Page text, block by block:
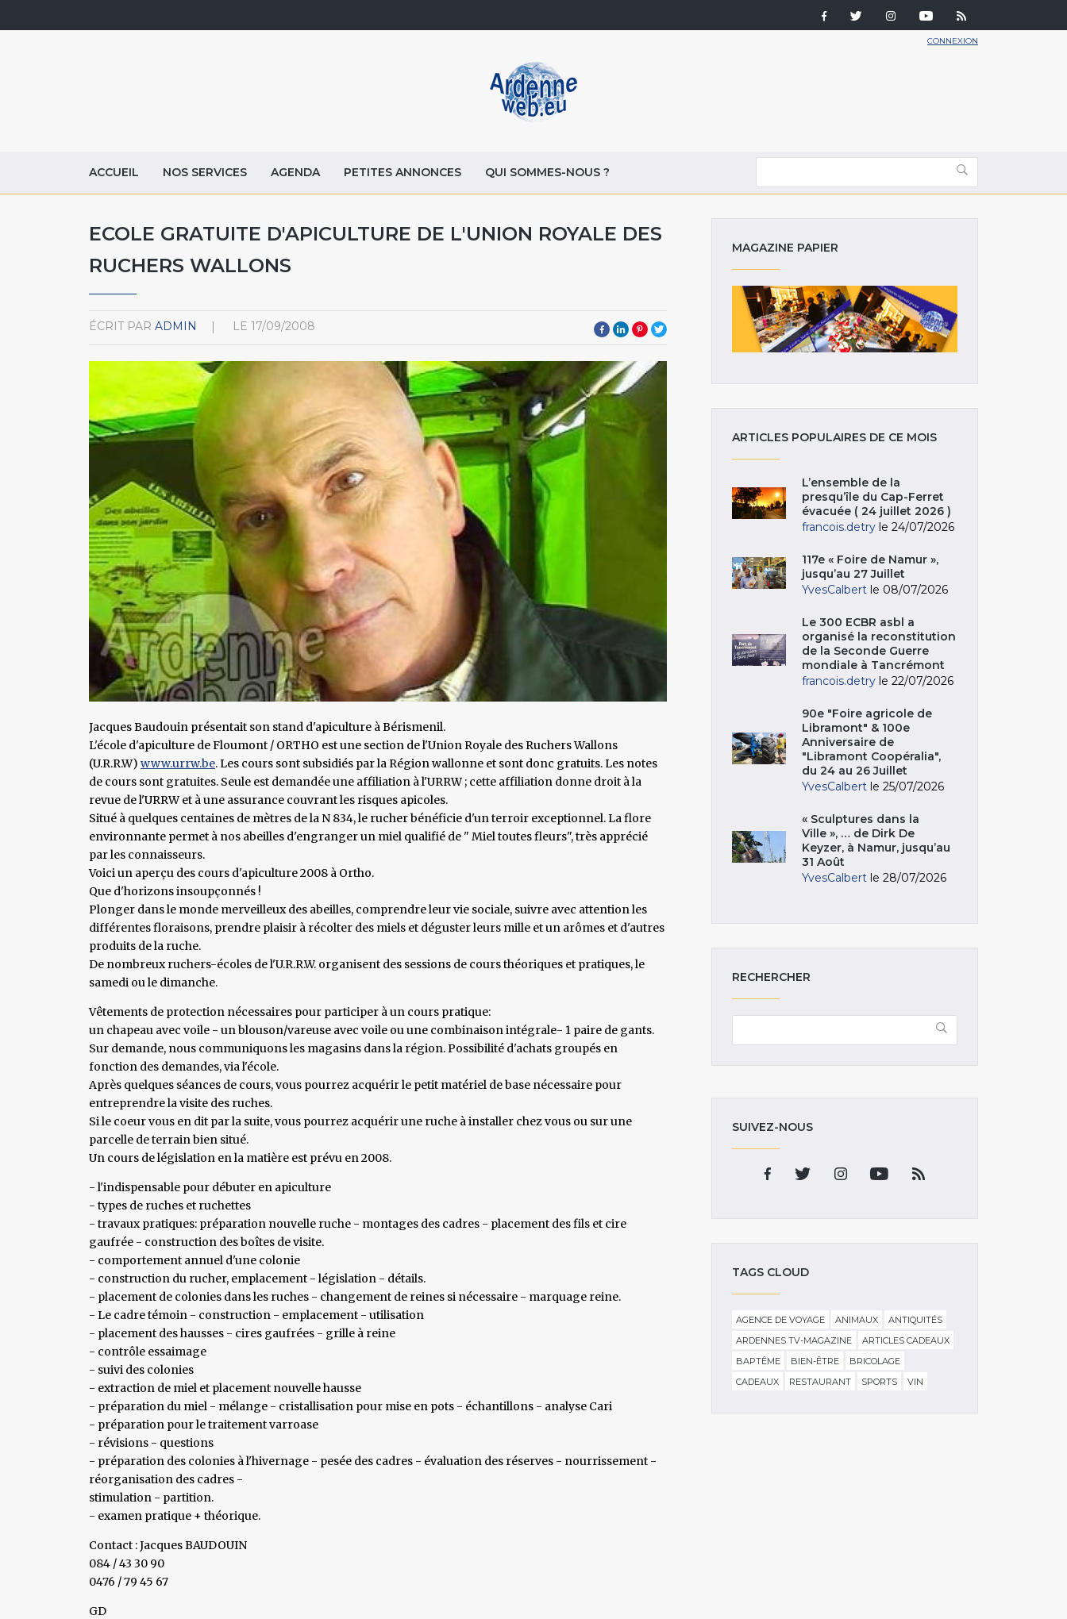
CONNEXION
ACCUEIL NOS SERVICES AGENDA PETITES ANNONCES QUI SOMMES-NOUS ?
ECOLE GRATUITE D'APICULTURE DE L'UNION ROYALE DES
RUCHERS WALLONS
ÉCRIT PAR ADMIN LE 17/09/2008
Jacques Baudouin présentait son stand d'apiculture à Bérismenil.
L'école d'apiculture de Floumont / ORTHO est une section de l'Union Royale des Ruchers Wallons
(U.R.R.W) www.urrw.be. Les cours sont subsidiés par la Région wallonne et sont donc gratuits. Les notes
de cours sont gratuites. Seule est demandée une affiliation à l'URRW ; cette affiliation donne droit à la
revue de l'URRW et à une assurance couvrant les risques apicoles.
Situé à quelques centaines de mètres de la N 834, le rucher bénéficie d'un terroir exceptionnel. La flore
environnante permet à nos abeilles d'engranger un miel qualifié de " Miel toutes fleurs", très apprécié
par les connaisseurs.
Voici un aperçu des cours d'apiculture 2008 à Ortho.
Que d'horizons insoupçonnés !
Plonger dans le monde merveilleux des abeilles, comprendre leur vie sociale, suivre avec attention les
différentes floraisons, prendre plaisir à récolter des miels et déguster leurs mille et un arômes et d'autres
produits de la ruche.
De nombreux ruchers-écoles de l'U.R.R.W. organisent des sessions de cours théoriques et pratiques, le
samedi ou le dimanche.
Vêtements de protection nécessaires pour participer à un cours pratique:
un chapeau avec voile - un blouson/vareuse avec voile ou une combinaison intégrale- 1 paire de gants.
Sur demande, nous communiquons les magasins dans la région. Possibilité d'achats groupés en
fonction des demandes, via l'école.
Après quelques séances de cours, vous pourrez acquérir le petit matériel de base nécessaire pour
entreprendre la visite des ruches.
Si le coeur vous en dit par la suite, vous pourrez acquérir une ruche à installer chez vous ou sur une
parcelle de terrain bien situé.
Un cours de législation en la matière est prévu en 2008.
- l'indispensable pour débuter en apiculture
- types de ruches et ruchettes
- travaux pratiques: préparation nouvelle ruche - montages des cadres - placement des fils et cire
gaufrée - construction des boîtes de visite.
- comportement annuel d'une colonie
- construction du rucher, emplacement - législation - détails.
- placement de colonies dans les ruches - changement de reines si nécessaire - marquage reine.
- Le cadre témoin - construction - emplacement - utilisation
- placement des hausses - cires gaufrées - grille à reine
- contrôle essaimage
- suivi des colonies
- extraction de miel et placement nouvelle hausse
- préparation du miel - mélange - cristallisation pour mise en pots - échantillons - analyse Cari
- préparation pour le traitement varroase
- révisions - questions
- préparation des colonies à l'hivernage - pesée des cadres - évaluation des réserves - nourrissement -
réorganisation des cadres -
stimulation - partition.
- examen pratique + théorique.
Contact : Jacques BAUDOUIN
084 / 43 30 90
0476 / 79 45 67
GD
MAGAZINE PAPIER
ARTICLES POPULAIRES DE CE MOIS
L’ensemble de la
presqu’île du Cap-Ferret
évacuée ( 24 juillet 2026 )
francois.detry le 24/07/2026
117e « Foire de Namur »,
jusqu’au 27 Juillet
YvesCalbert le 08/07/2026
Le 300 ECBR asbl a
organisé la reconstitution
de la Seconde Guerre
mondiale à Tancrémont
francois.detry le 22/07/2026
90e "Foire agricole de
Libramont" & 100e
Anniversaire de
"Libramont Coopéralia",
du 24 au 26 Juillet
YvesCalbert le 25/07/2026
« Sculptures dans la
Ville », … de Dirk De
Keyzer, à Namur, jusqu’au
31 Août
YvesCalbert le 28/07/2026
RECHERCHER
SUIVEZ-NOUS
TAGS CLOUD
AGENCE DE VOYAGE ANIMAUX
ANTIQUITÉS
ARDENNES TV-MAGAZINE
ARTICLES CADEAUX
BAPTÊME
BIEN-ÊTRE
BRICOLAGE
CADEAUX
RESTAURANT SPORTS VIN